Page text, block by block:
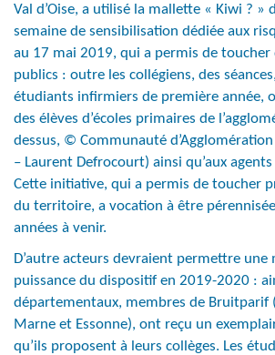
Val d’Oise, a utilisé la mallette « Kiwi ? »
semaine de sensibilisation dédiée aux
au 17 mai 2019, qui a permis de toucher
publics : outre les collégiens, des
étudiants infirmiers de première année,
des élèves d’écoles primaires de
dessus, © Communauté
– Laurent Defrocourt) ainsi qu’aux
Cette initiative, qui a permis de toucher
du territoire, a vocation à être
années à venir.
D’autre acteurs devraient permettre une
puissance du dispositif en 2019-2020 :
départementaux, membres de Bruitparif
Marne et Essonne), ont reçu un
qu’ils proposent à leurs collèges. Les